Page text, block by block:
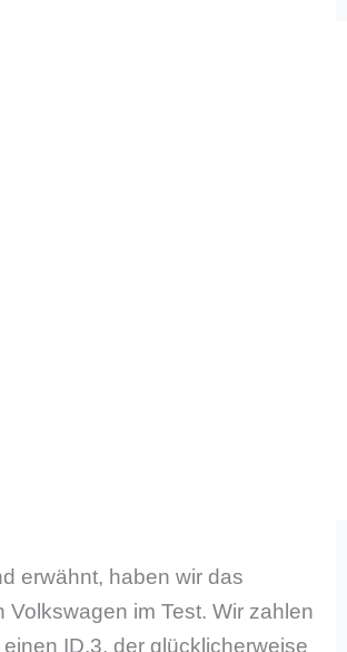
erwähnt, haben wir das
Volkswagen im Test. Wir zahlen
ID.3, der glücklicherweise